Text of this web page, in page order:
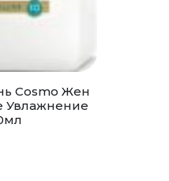
Cosmo Жен
Увлажнение